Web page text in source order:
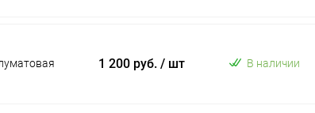
1 200 руб. / шт В наличии